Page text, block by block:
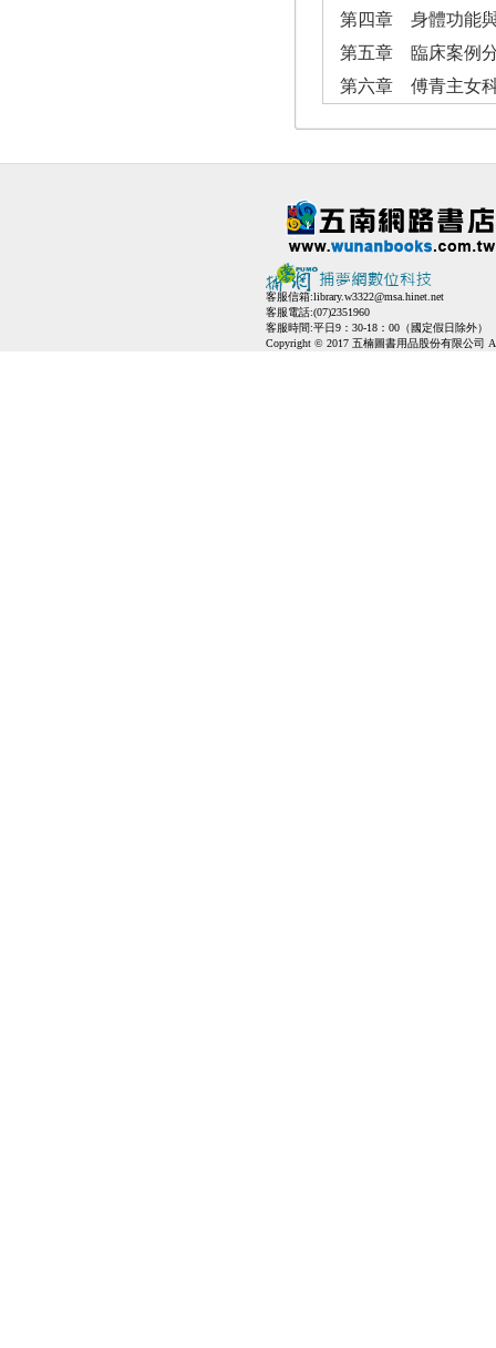
第四章 身體功能
第五章 臨床案例
第六章 傅青主女
客服信箱:library.w3322@msa.hinet.net
客服電話:(07)2351960
客服時間:平日9：30-18：00（國定假日除外）
Copyright © 2017 五楠圖書用品股份有限公司